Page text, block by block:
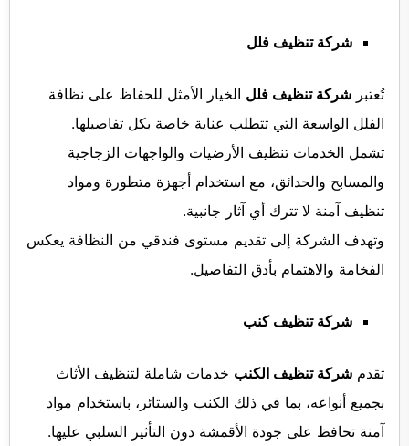
شركة تنظيف فلل
تُعتبر شركة تنظيف فلل الخيار الأمثل للحفاظ على نظافة
الفلل الواسعة التي تتطلب عناية خاصة بكل تفاصيلها.
تشمل الخدمات تنظيف الأرضيات والواجهات الزجاجية
والمسابح والحدائق، مع استخدام أجهزة متطورة ومواد
تنظيف آمنة لا تترك أي آثار جانبية.
وتهدف الشركة إلى تقديم مستوى فندقي من النظافة يعكس
الفخامة والاهتمام بأدق التفاصيل.
شركة تنظيف كنب
تقدم شركة تنظيف الكنب خدمات شاملة لتنظيف الأثاث
بجميع أنواعه، بما في ذلك الكنب والستائر، باستخدام مواد
آمنة تحافظ على جودة الأقمشة دون التأثير السلبي عليها.